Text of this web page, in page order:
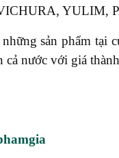
YULIM,
sản phẩm tại
nước với giá